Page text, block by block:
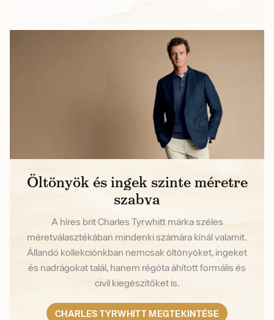
Öltönyök és ingek szinte méretre
szabva
A híres brit Charles Tyrwhitt márka széles
méretválasztékában mindenki számára kínál valamit.
Állandó kollekciónkban nemcsak öltönyöket, ingeket
és nadrágokat talál, hanem régóta áhított formális és
civil kiegészítőket is.
CHARLES TYRWHITT MEGTEKINTÉSE